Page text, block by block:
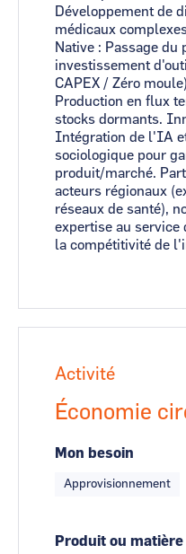
Développement de
médicaux
Native : Passage du
investissement
CAPEX / Zéro
Production en flux
stocks dormants.
Intégration de l'IA
sociologique pour
produit/marché.
acteurs régionaux
réseaux de santé),
expertise au service
la compétitivité de
Activité
Économie
Mon besoin
Approvisionnement
Produit ou